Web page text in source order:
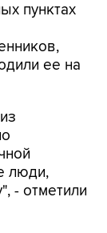
пунктах
ее на
люди,
- отметили